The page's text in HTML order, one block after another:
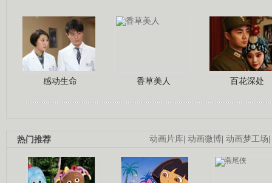
感动生命 香草美人 百花深处
动画片库| 动画微博| 动画梦工场|
热门推荐